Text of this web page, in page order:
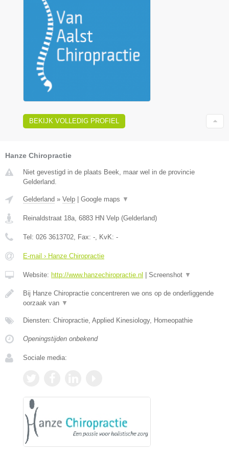
BEKIJK VOLLEDIG PROFIEL
Hanze Chiropractie
Niet gevestigd in de plaats Beek, maar wel in de provincie
Gelderland.
Gelderland » Velp | Google maps ▼
Reinaldstraat 18a 6883 HN Velp (Gelderland)
Tel: 026 3613702 , Fax: - , KvK: -
E-mail › Hanze Chiropractie
Website: http://www.hanzechiropractie.nl | Screenshot ▼
Bij Hanze Chiropractie concentreren we ons op de onderliggende
oorzaak van ▼
Diensten: Chiropractie, Applied Kinesiology, Homeopathie
Openingstijden onbekend
Sociale media: